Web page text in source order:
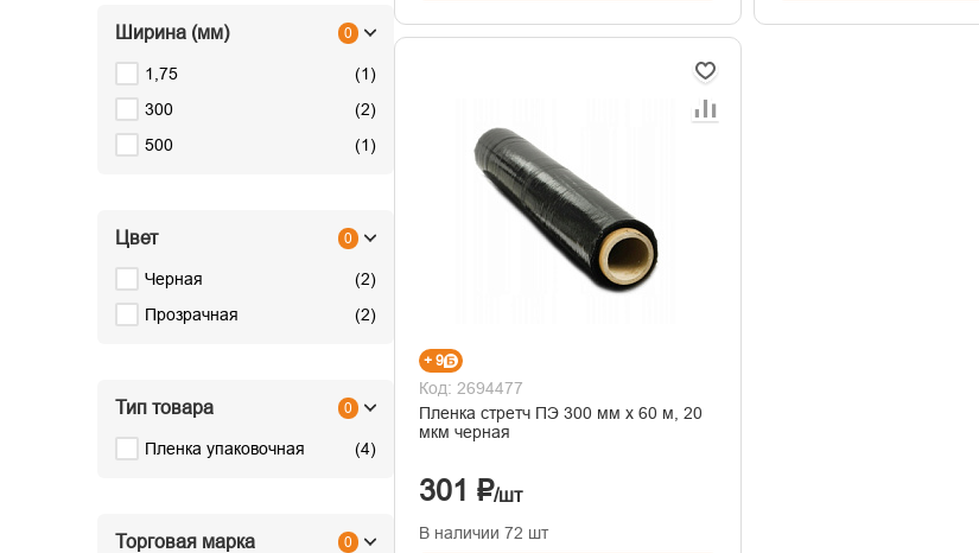
Ширина (мм) 0
1,75 (1)
300
(2)
500
(1)
Цвет 0
Черная (2)
Прозрачная
(2)
Тип товара 0
Пленка упаковочная (4)
Торговая марка 0
+ 9
Код: 2694477
Пленка стретч ПЭ 300 мм х 60 м, 20
мкм черная
301 ₽/шт
В наличии 72 шт